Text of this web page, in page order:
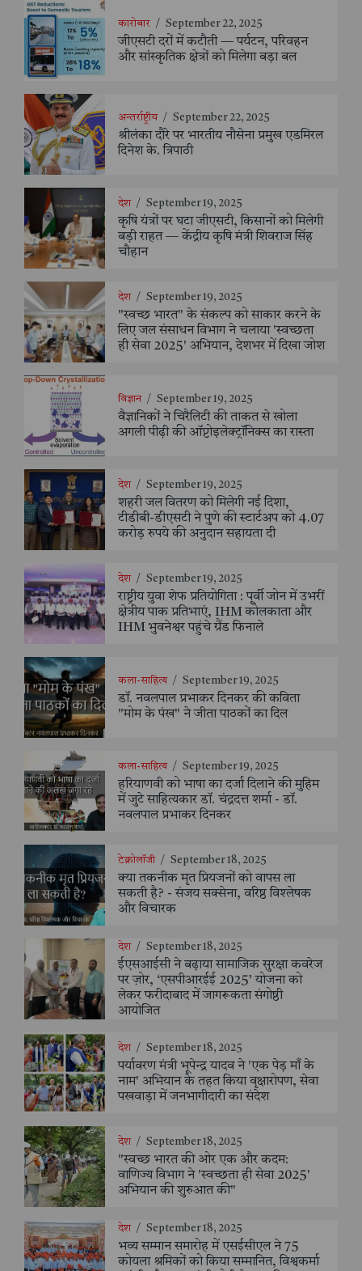
कारोबार / September 22, 2025
जीएसटी दरों में कटौती — पर्यटन, परिवहन
और सांस्कृतिक क्षेत्रों को मिलेगा बड़ा बल
अन्तर्राष्ट्रीय / September 22, 2025
श्रीलंका दौरे पर भारतीय नौसेना प्रमुख एडमिरल
दिनेश के. त्रिपाठी
देश / September 19, 2025
कृषि यंत्रों पर घटा जीएसटी, किसानों को मिलेगी
बड़ी राहत — केंद्रीय कृषि मंत्री शिवराज सिंह
चौहान
देश / September 19, 2025
"स्वच्छ भारत" के संकल्प को साकार करने के
लिए जल संसाधन विभाग ने चलाया 'स्वच्छता
ही सेवा 2025' अभियान, देशभर में दिखा जोश
विज्ञान / September 19, 2025
वैज्ञानिकों ने चिरैलिटी की ताकत से खोला
अगली पीढ़ी की ऑप्टोइलेक्ट्रॉनिक्स का रास्ता
देश / September 19, 2025
शहरी जल वितरण को मिलेगी नई दिशा,
टीडीबी-डीएसटी ने पुणे की स्टार्टअप को 4.07
करोड़ रुपये की अनुदान सहायता दी
देश / September 19, 2025
राष्ट्रीय युवा शेफ प्रतियोगिता : पूर्वी जोन में उभरीं
क्षेत्रीय पाक प्रतिभाएं, IHM कोलकाता और
IHM भुवनेश्वर पहुंचे ग्रैंड फिनाले
कला-साहित्य / September 19, 2025
डॉ. नवलपाल प्रभाकर दिनकर की कविता
"मोम के पंख" ने जीता पाठकों का दिल
कला-साहित्य / September 19, 2025
हरियाणवी को भाषा का दर्जा दिलाने की मुहिम
में जुटे साहित्यकार डॉ. चंद्रदत्त शर्मा - डॉ.
नवलपाल प्रभाकर दिनकर
टेक्नोलॉजी / September 18, 2025
क्या तकनीक मृत प्रियजनों को वापस ला
सकती है? - संजय सक्सेना, वरिष्ठ विश्लेषक
और विचारक
देश / September 18, 2025
ईएसआईसी ने बढ़ाया सामाजिक सुरक्षा कवरेज
पर ज़ोर, ‘एसपीआरईई 2025’ योजना को
लेकर फरीदाबाद में जागरूकता संगोष्ठी
आयोजित
देश / September 18, 2025
पर्यावरण मंत्री भूपेन्द्र यादव ने 'एक पेड़ माँ के
नाम' अभियान के तहत किया वृक्षारोपण, सेवा
पखवाड़ा में जनभागीदारी का संदेश
देश / September 18, 2025
"स्वच्छ भारत की ओर एक और कदम:
वाणिज्य विभाग ने 'स्वच्छता ही सेवा 2025'
अभियान की शुरुआत की"
देश / September 18, 2025
भव्य सम्मान समारोह में एसईसीएल ने 75
कोयला श्रमिकों को किया सम्मानित, विश्वकर्मा